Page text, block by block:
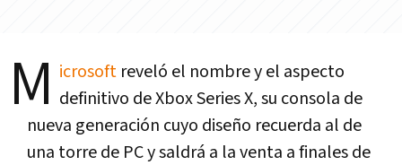
M icrosoft reveló el nombre y el aspecto
definitivo de Xbox Series X, su consola de
nueva generación cuyo diseño recuerda al de
una torre de PC y saldrá a la venta a finales de